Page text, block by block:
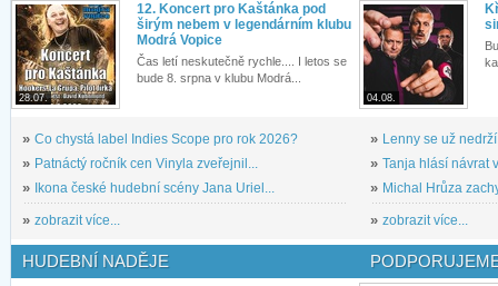
28.07.
12. Koncert pro Kaštánka pod
širým nebem v legendárním klubu
Modrá Vopice
Čas letí neskutečně rychle.... I letos se
bude 8. srpna v klubu Modrá...
» Co chystá label Indies Scope pro rok 2026?
» Patnáctý ročník cen Vinyla zveřejnil...
»
Ikona české hudební scény Jana Uriel...
» zobrazit více...
04.08.
» Lenny se už
» Tanja hlásí návrat
» Michal Hrůza
» zobrazit více...
HUDEBNÍ NADĚJE